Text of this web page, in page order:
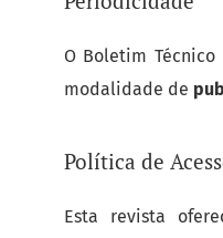
O Boletim
modalidade de
Política de
Esta revista